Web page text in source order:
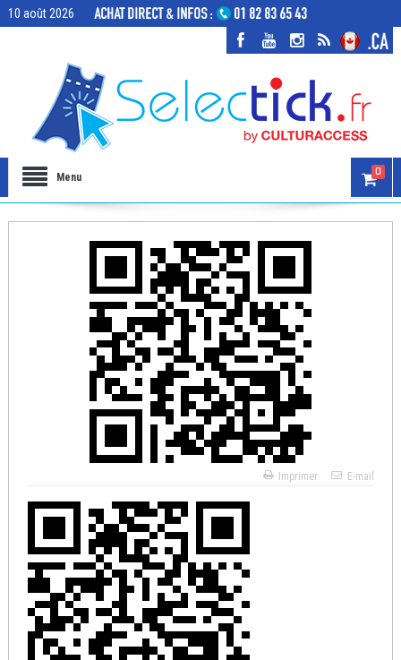
10 août 2026
Menu 0
Imprimer E-mail